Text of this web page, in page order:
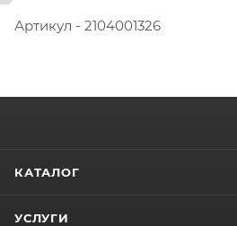
Артикул - 2104001326
КАТАЛОГ
УСЛУГИ